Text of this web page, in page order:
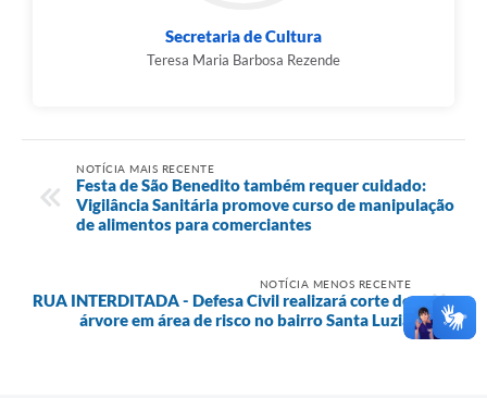
Secretaria de Cultura
Teresa Maria Barbosa Rezende
NOTÍCIA MAIS RECENTE
Festa de São Benedito também requer cuidado:
Vigilância Sanitária promove curso de manipulação
de alimentos para comerciantes
NOTÍCIA MENOS RECENTE
RUA INTERDITADA - Defesa Civil realizará corte de
árvore em área de risco no bairro Santa Luzia